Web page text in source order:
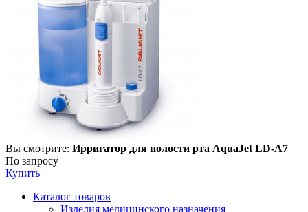
Вы смотрите: Ирригатор для полости рта AquaJet LD-A7
По запросу
Купить
Каталог товаров
Изделия медицинского назначения